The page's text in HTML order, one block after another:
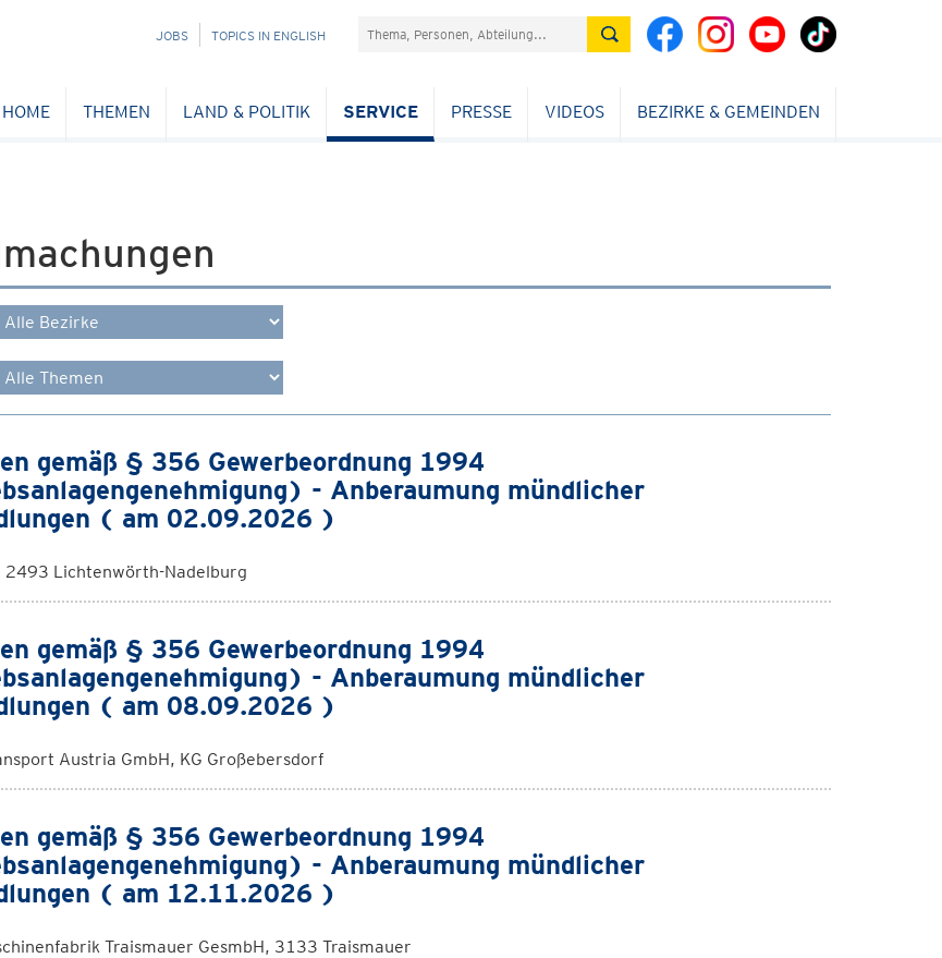
NAVIGATION
JOBS TOPICS IN ENGLISH Suchefeld
HOME THEMEN LAND & POLITIK SERVICE PRESSE VIDEOS BEZIRKE & GEMEINDEN
gemäß § 356 Gewerbeordnung 1994
- Anberaumung mündlicher
( am 02.09.2026 )
2493 Lichtenwörth-Nadelburg
gemäß § 356 Gewerbeordnung 1994
- Anberaumung mündlicher
( am 08.09.2026 )
Austria GmbH, KG Großebersdorf
gemäß § 356 Gewerbeordnung 1994
- Anberaumung mündlicher
( am 12.11.2026 )
Traismauer GesmbH, 3133 Traismauer